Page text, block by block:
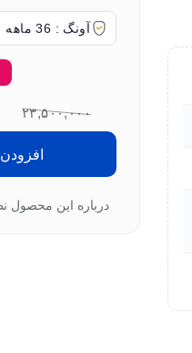
آونگ : 36 ماهه
۲۳,۵۰۰,۰۰۰
درباره این محصول